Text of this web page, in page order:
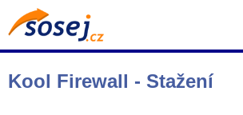
Kool Firewall - Stažení